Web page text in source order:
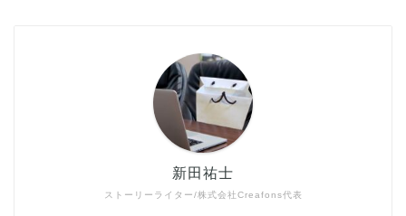
ストーリーライター/株式会社Creafons代表
新田祐士